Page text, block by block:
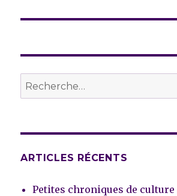
Recherche
pour :
ARTICLES RÉCENTS
Petites chroniques de